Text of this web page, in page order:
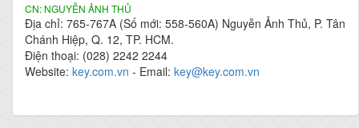
CN: NGUYỄN ẢNH THỦ
Địa chỉ: 765-767A (Số mới: 558-560A) Nguyễn Ảnh Thủ, P. Tân
Chánh Hiệp, Q. 12, TP. HCM.
Điện thoại: (028) 2242 2244
Website: key.com.vn - Email: key@key.com.vn